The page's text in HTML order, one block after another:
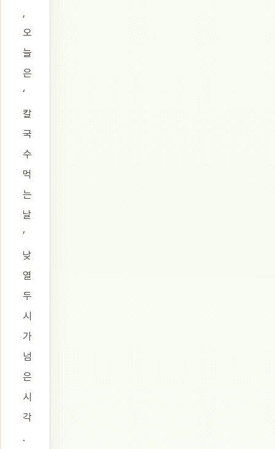
,
오
늘
은
‘
칼
국
수
먹
는
날
’
낮
열
두
시
가
넘
은
시
각
.